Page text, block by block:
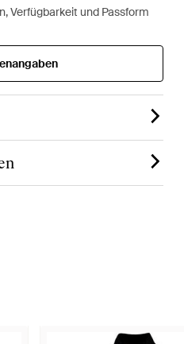
Verfügbarkeit und Passform